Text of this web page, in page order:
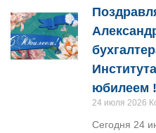
юбилеем !
24 июля 2026
Сегодня 24